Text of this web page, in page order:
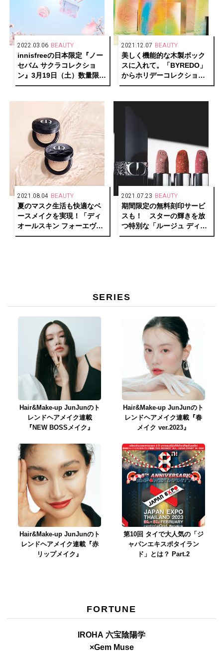
2022.03.06 BEAUTY
innisfreeの日本限定『ノー
セバム サクラコレクショ
ン』3月19日（土）数量限定
発売！
2021.12.07 BEAUTY
美しく機能的な木製ボック
スに入れて。「BYREDO」
からホリデーコレクション
が登場。
2021.08.04 BEAUTY
夏のマスク生活も快適なベ
ースメイクを実現！「ディ
オールスキン フォーエヴァ
ー」で24時間美しいツヤ肌
2021.07.23 BEAUTY
期間限定の無料刻印サービ
スも！ スターの輝きを放
つ特別な「ルージュ ディオ
ール」が登場。
SERIES
Hair&Make-up JunJunのト
レンドヘアメイク連載
『NEW BOSSメイク』
Hair&Make-up JunJunのト
レンドヘアメイク連載『春
メイク ver.2023』
Hair&Make-up JunJunのト
レンドヘアメイク連載『赤
リップメイク』
第10回 タイで大人気の「ジ
ャパンエキスポタイラン
ド」とは？ Part.2
FORTUNE
IROHA 六宝陰陽学
×Gem Muse